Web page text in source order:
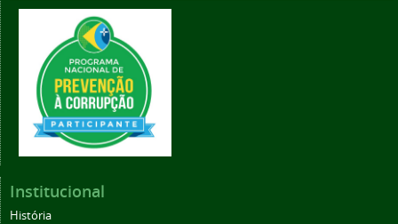
Institucional
História